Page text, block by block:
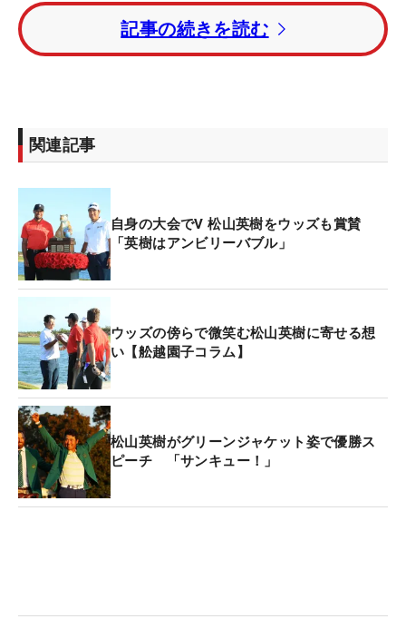
ているタイガーも、松山の快挙を喜んだ。
「この歴史的なマスターズは、ゴルフの世界に多大
記事の続きを読む
関連記事
自身の大会でV 松山英樹をウッズも賞賛
「英樹はアンビリーバブル」
ウッズの傍らで微笑む松山英樹に寄せる想
い【舩越園子コラム】
松山英樹がグリーンジャケット姿で優勝ス
ピーチ 「サンキュー！」